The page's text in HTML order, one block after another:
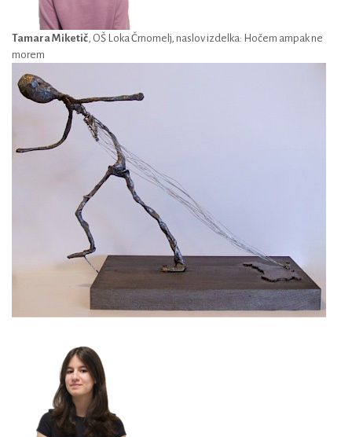
Tamara Miketič, OŠ Loka Črnomelj, naslov izdelka: Hočem ampak ne
morem